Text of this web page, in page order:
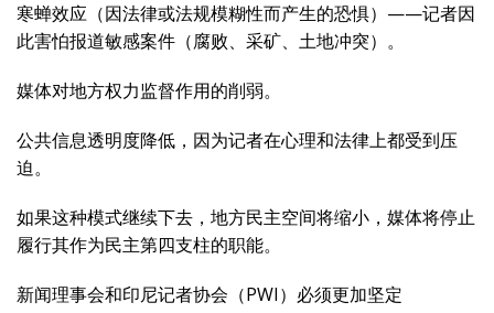
寒蝉效应（因法律或法规模糊性而产生的恐惧）——记者因
此害怕报道敏感案件（腐败、采矿、土地冲突）。
媒体对地方权力监督作用的削弱。
公共信息透明度降低，因为记者在心理和法律上都受到压
迫。
如果这种模式继续下去，地方民主空间将缩小，媒体将停止
履行其作为民主第四支柱的职能。
新闻理事会和印尼记者协会（PWI）必须更加坚定